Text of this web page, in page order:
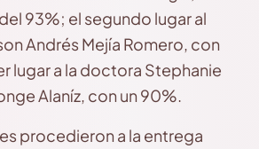
93%; el segundo lugar al
Andrés Mejía Romero, con
lugar a la doctora Stephanie
Alaníz, con un 90%.
procedieron a la entrega